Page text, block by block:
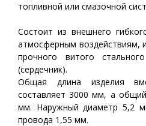
топливной или смазочной
Состоит из внешнего
атмосферным воздействиям,
прочного витого
(сердечник).
Общая длина изделия
составляет 3000 мм, а
мм. Наружный диаметр 5,2
провода 1,55 мм.